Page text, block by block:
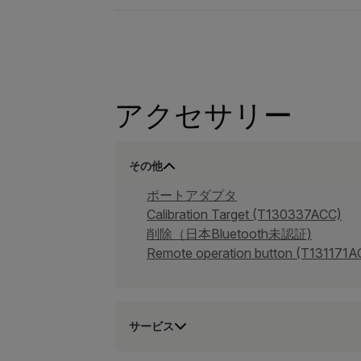
アクセサリー
その他
ポートアダプタ
Calibration Target (T130337ACC)
削除（日本Bluetooth未認証)
Remote operation button
サービス